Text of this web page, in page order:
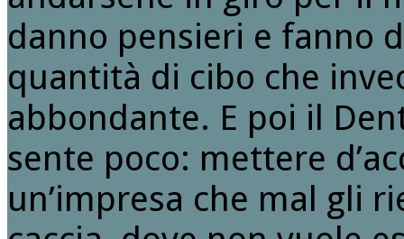
danno pensieri e fanno
quantità di cibo che
abbondante. E poi il
sente poco: mettere
un’impresa che mal gli